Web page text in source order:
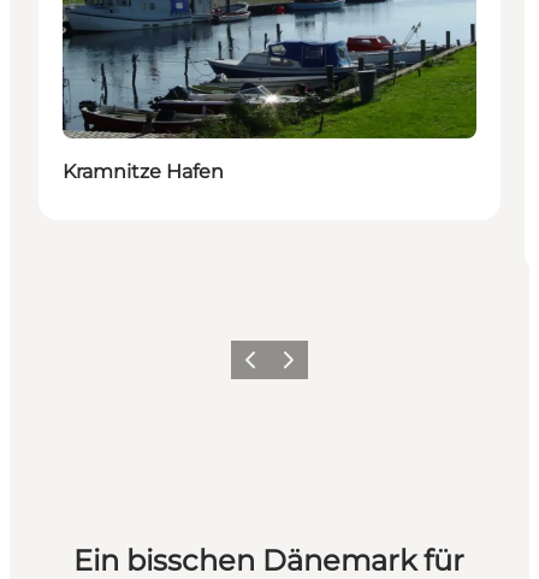
Kramnitze Hafen
ZurückWeiter
Ein bisschen Dänemark für